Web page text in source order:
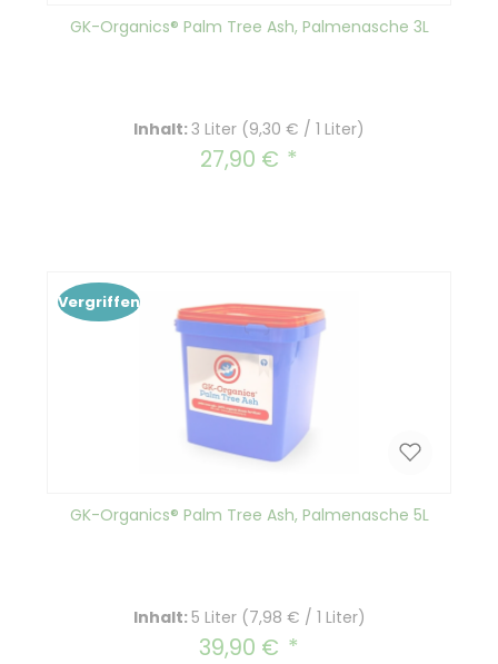
GK-Organics® Palm Tree Ash, Palmenasche 3L
Inhalt:3 Liter (9,30 € / 1 Liter)
Regulärer Preis:
27,90 €
Vergriffen
GK-Organics® Palm Tree Ash, Palmenasche 5L
Inhalt:5 Liter (7,98 € / 1 Liter)
Regulärer Preis:
39,90 €